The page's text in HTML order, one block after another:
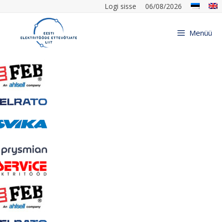
Logi sisse 06/08/2026
Menüü